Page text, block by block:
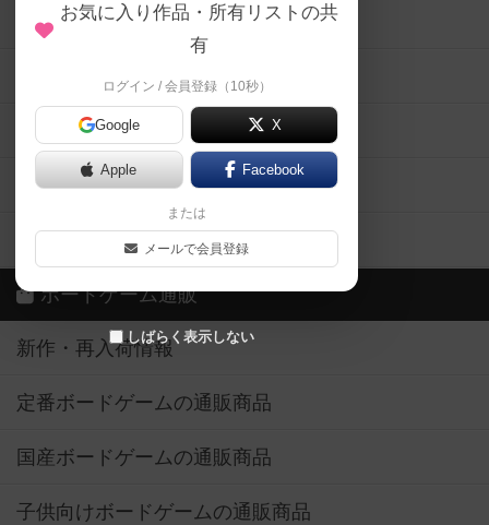
お気に入り作品・所有リストの共
有
ログイン / 会員登録（10秒）
Google X
Apple Facebook
または
メールで会員登録
しばらく表示しない
メカニクス特集
掲示板・トピックス
ボドとも・会員一覧
ボードゲーム業界コラム
ボドゲーマご利用案内
ボードゲーム通販
新作・再入荷情報
定番ボードゲームの通販商品
国産ボードゲームの通販商品
子供向けボードゲームの通販商品